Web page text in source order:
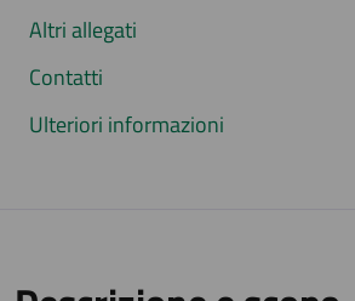
Altri allegati
Contatti
Ulteriori informazioni